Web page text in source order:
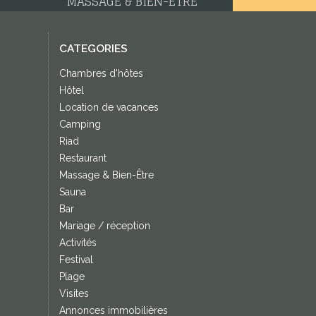
CATEGORIES
Chambres d'hôtes
Hôtel
Location de vacances
Camping
Riad
Restaurant
Massage & Bien-Être
Sauna
Bar
Mariage / réception
Activités
Festival
Plage
Visites
Annonces immobilières